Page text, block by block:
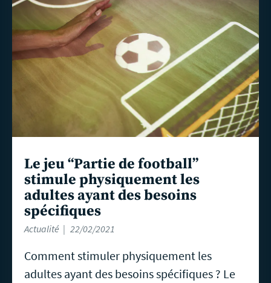
Le jeu “Partie de football”
stimule physiquement les
adultes ayant des besoins
spécifiques
Actualité 22/02/2021
Comment stimuler physiquement les
adultes ayant des besoins spécifiques ? Le
plus